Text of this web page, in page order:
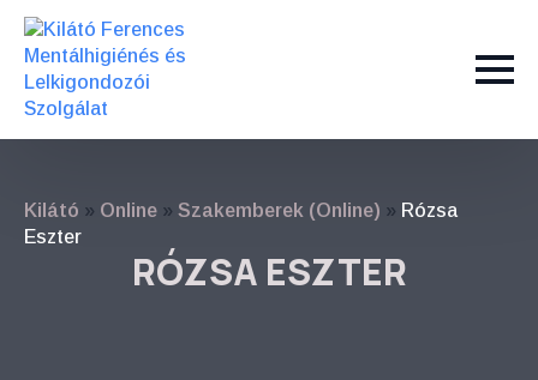
Kilátó » Online » Szakemberek (Online) » Rózsa
Eszter
RÓZSA ESZTER